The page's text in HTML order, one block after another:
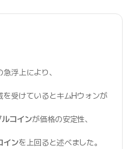
急浮上により、
を受けているとキムHウォンが
コインが価格の安定性、
インを上回ると述べました。